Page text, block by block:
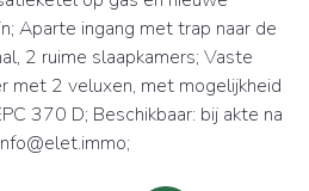
Aparte ingang met trap naar de
2 ruime slaapkamers; Vaste
met 2 veluxen, met mogelijkheid
370 D; Beschikbaar: bij akte na